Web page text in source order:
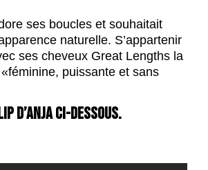
ses boucles et souhaitait
naturelle. S’appartenir
ses cheveux Great Lengths la
puissante et sans
D’ANJA CI-DESSOUS.